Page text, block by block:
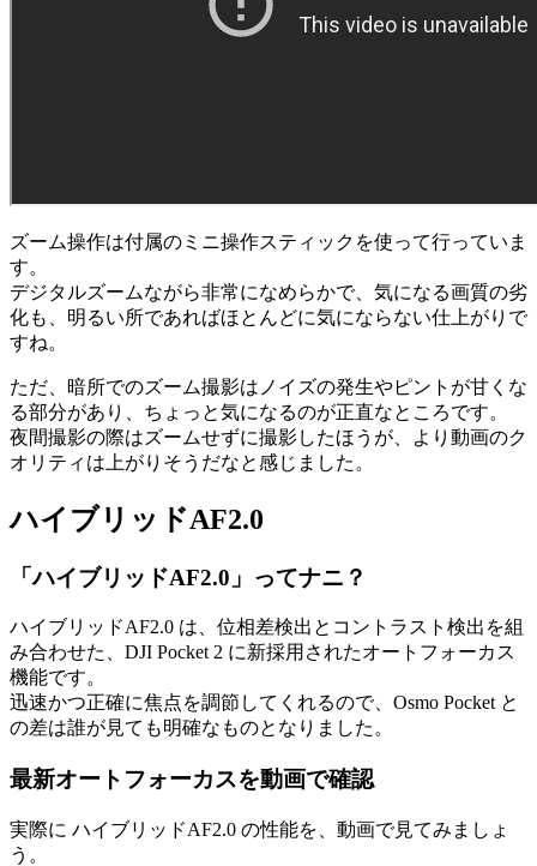
ズーム操作は付属のミニ操作スティックを使って行っていま
す。
デジタルズームながら非常になめらかで、気になる画質の劣
化も、明るい所であればほとんどに気にならない仕上がりで
すね。
ただ、暗所でのズーム撮影はノイズの発生やピントが甘くな
る部分があり、ちょっと気になるのが正直なところです。
夜間撮影の際はズームせずに撮影したほうが、より動画のク
オリティは上がりそうだなと感じました。
ハイブリッドAF2.0
「ハイブリッドAF2.0」ってナニ？
ハイブリッドAF2.0 は、位相差検出とコントラスト検出を組
み合わせた、DJI Pocket 2 に新採用されたオートフォーカス
機能です。
迅速かつ正確に焦点を調節してくれるので、Osmo Pocket と
の差は誰が見ても明確なものとなりました。
最新オートフォーカスを動画で確認
実際に ハイブリッドAF2.0 の性能を、動画で見てみましょ
う。